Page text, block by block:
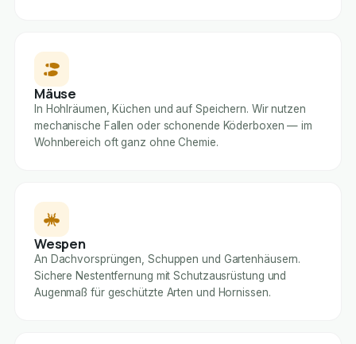
Mäuse
In Hohlräumen, Küchen und auf Speichern. Wir nutzen
mechanische Fallen oder schonende Köderboxen — im
Wohnbereich oft ganz ohne Chemie.
Wespen
An Dachvorsprüngen, Schuppen und Gartenhäusern.
Sichere Nestentfernung mit Schutzausrüstung und
Augenmaß für geschützte Arten und Hornissen.